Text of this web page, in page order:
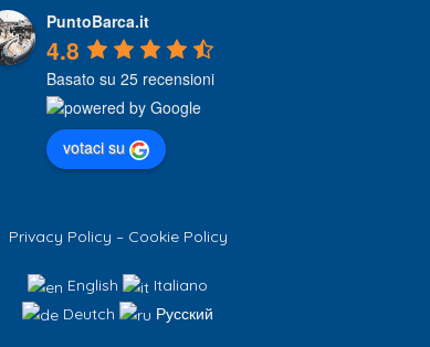
PuntoBarca.it
4.8
Basato su 25 recensioni
votaci su
Privacy Policy – Cookie Policy
English
Italiano
Deutch
Русский